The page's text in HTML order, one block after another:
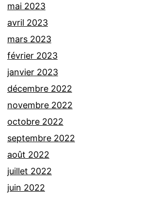
mai 2023
avril 2023
mars 2023
février 2023
janvier 2023
décembre 2022
novembre 2022
octobre 2022
septembre 2022
août 2022
juillet 2022
juin 2022